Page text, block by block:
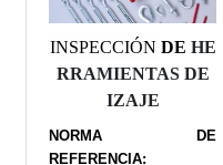
INSPECCIÓN DE HE
RRAMIENTAS DE
IZAJE
NORMA DE
REFERENCIA: